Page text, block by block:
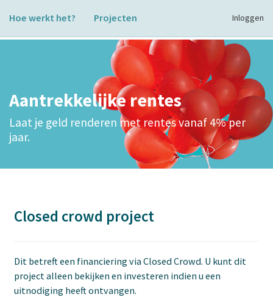
Hoe werkt het? Projecten Inloggen
Aantrekkelijke rentes
Laat je geld renderen met rentes vanaf 4% per
jaar.
Closed crowd project
Dit betreft een financiering via Closed Crowd. U kunt dit
project alleen bekijken en investeren indien u een
uitnodiging heeft ontvangen.